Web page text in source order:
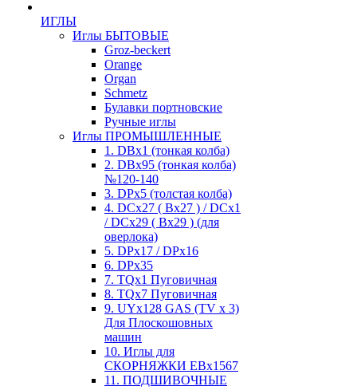
ИГЛЫ
Иглы БЫТОВЫЕ
Groz-beckert
Orange
Organ
Schmetz
Булавки портновские
Ручные иглы
Иглы ПРОМЫШЛЕННЫЕ
1. DBx1 (тонкая колба)
2. DBx95 (тонкая колба)
№120-140
3. DPx5 (толстая колба)
4. DCx27 ( Bx27 ) / DCx1
/ DCx29 ( Bx29 ) (для
оверлока)
5. DPx17 / DPx16
6. DPx35
7. TQx1 Пуговичная
8. TQx7 Пуговичная
9. UYx128 GAS (TV x 3)
Для Плоскошовных
машин
10. Иглы для
СКОРНЯЖКИ EBx1567
11. ПОДШИВОЧНЫЕ